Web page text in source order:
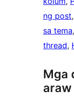
ng post,
sa tema,
thread,
Mga
araw